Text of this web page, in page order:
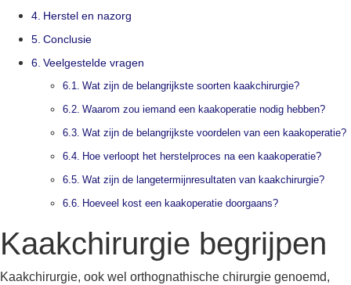
Herstel en nazorg
Conclusie
Veelgestelde vragen
Wat zijn de belangrijkste soorten kaakchirurgie?
Waarom zou iemand een kaakoperatie nodig hebben?
Wat zijn de belangrijkste voordelen van een kaakoperatie?
Hoe verloopt het herstelproces na een kaakoperatie?
Wat zijn de langetermijnresultaten van kaakchirurgie?
Hoeveel kost een kaakoperatie doorgaans?
Kaakchirurgie begrijpen
Kaakchirurgie, ook wel orthognathische chirurgie genoemd,